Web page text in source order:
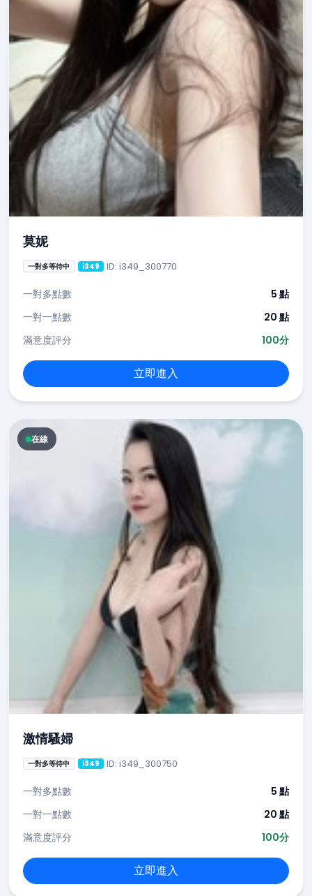
莫妮
一對多等待中 i349 ID: i349_300770
一對多點數
5 點
一對一點數
20 點
滿意度評分
100分
立即進入
在線
激情騷婦
一對多等待中 i349 ID: i349_300750
一對多點數
5 點
一對一點數
20 點
滿意度評分
100分
立即進入